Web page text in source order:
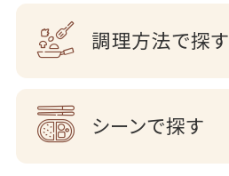
調理方法で探す
シーンで探す